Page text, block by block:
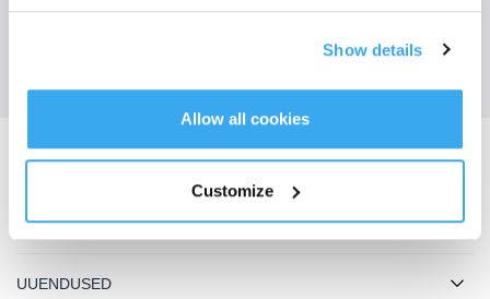
Show details
Allow all cookies
Customize
TOOTED
UUENDUSED